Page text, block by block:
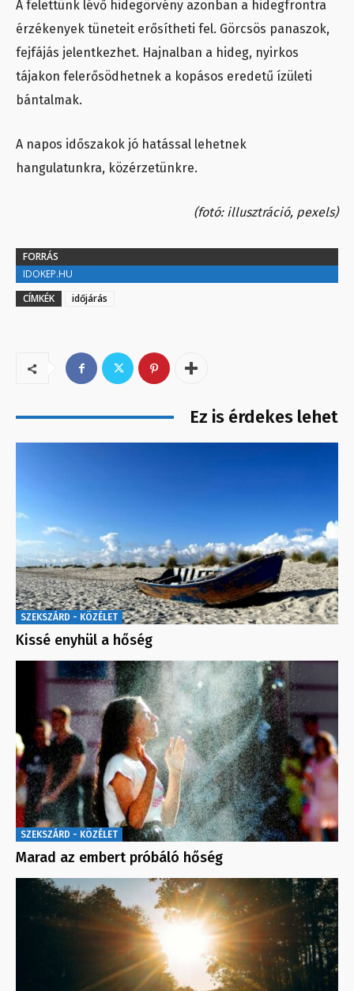
A felettünk lévő hidegörvény azonban a hidegfrontra
érzékenyek tüneteit erősítheti fel. Görcsös panaszok,
fejfájás jelentkezhet. Hajnalban a hideg, nyirkos
tájakon felerősödhetnek a kopásos eredetű ízületi
bántalmak.
A napos időszakok jó hatással lehetnek
hangulatunkra, közérzetünkre.
(fotó: illusztráció, pexels)
FORRÁS
IDOKEP.HU
CÍMKÉK
időjárás
Ez is érdekes lehet
SZEKSZÁRD - KÖZÉLET
Kissé enyhül a hőség
SZEKSZÁRD - KÖZÉLET
Marad az embert próbáló hőség